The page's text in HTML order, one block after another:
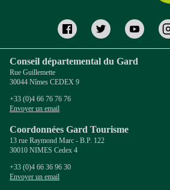
Conseil départemental du Gard
Rue Guillemette
30044 Nîmes CEDEX 9
+33 (0)4 66 76 76 76
Envoyer un email
Coordonnées Gard Tourisme
13 rue Raymond Marc - B.P. 122
30010 NIMES Cedex 4
+33 (0)4 66 36 96 30
Envoyer un email